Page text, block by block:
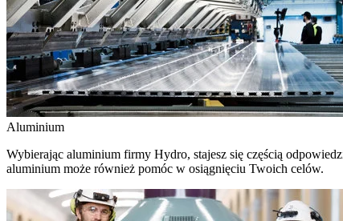
Aluminium
Wybierając aluminium firmy Hydro, stajesz się częścią
aluminium może również pomóc w osiągnięciu Twoich celów.